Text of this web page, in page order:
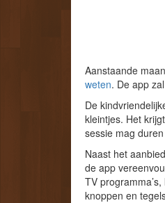
Aanstaande
weten. De app
De
kleintjes. Het
sessie mag
Naast het
de app
TV
knoppen en